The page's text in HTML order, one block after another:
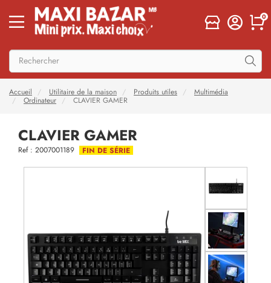
0
Accueil Utilitaire de la maison Produits utiles
Multimédia
Ordinateur
CLAVIER GAMER
CLAVIER GAMER
Ref : 2007001189 FIN DE SÉRIE